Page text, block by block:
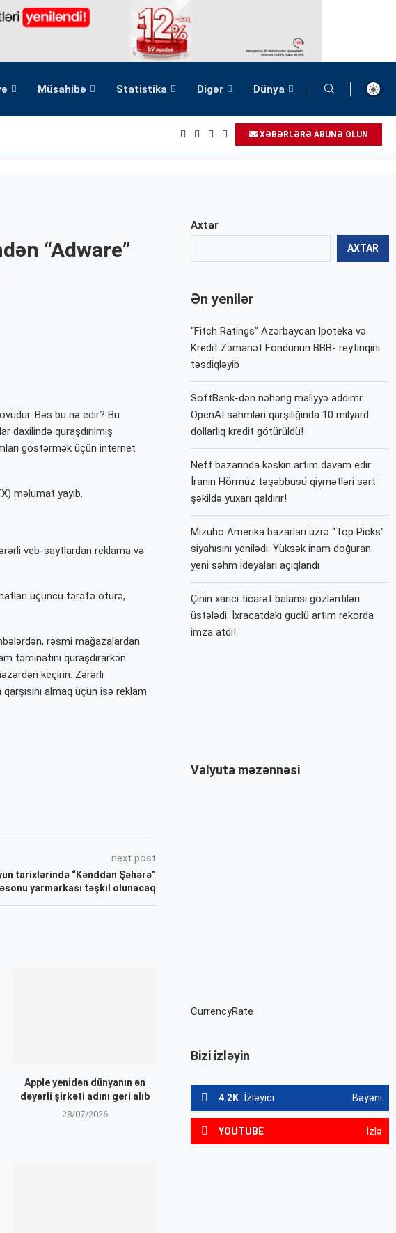
Müsahibə Statistika Digər Dünya
XƏBƏRLƏRƏ ABUNƏ OLUN
“Adware”
Bəs bu nə edir? Bu
daxilində quraşdırılmış
göstərmək üçün internet
məlumat yayıb.
veb-saytlardan reklama və
üçüncü tərəfə ötürə,
rəsmi mağazalardan
təminatını quraşdırarkən
keçirin. Zərərli
almaq üçün isə reklam
next post
tarixlərində “Kənddən Şəhərə”
yarmarkası təşkil olunacaq
Apple yenidən dünyanın ən
dəyərli şirkəti adını geri alıb
28/07/2026
Axtar
AXTAR
Ən yenilər
“Fitch Ratings” Azərbaycan İpoteka və
Kredit Zəmanət Fondunun BBB- reytinqini
təsdiqləyib
SoftBank-dən nəhəng maliyyə addımı:
OpenAI səhmləri qarşılığında 10 milyard
dollarlıq kredit götürüldü!
Neft bazarında kəskin artım davam edir:
İranın Hörmüz təşəbbüsü qiymətləri sərt
şəkildə yuxarı qaldırır!
Mizuho Amerika bazarları üzrə “Top Picks”
siyahısını yenilədi: Yüksək inam doğuran
yeni səhm ideyaları açıqlandı
Çinin xarici ticarət balansı gözləntiləri
üstələdi: İxracatdakı güclü artım rekorda
imza atdı!
Valyuta məzənnəsi
CurrencyRate
Bizi izləyin
4.2K İzləyici Bəyəni
YOUTUBE İzlə